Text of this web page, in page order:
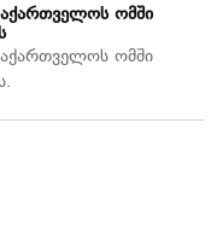
ომში
ომში